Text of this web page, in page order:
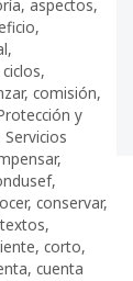
, aspectos,
,
,
ciclos,
, comisión,
y
,
,
, conservar,
,
, corto,
, cuenta